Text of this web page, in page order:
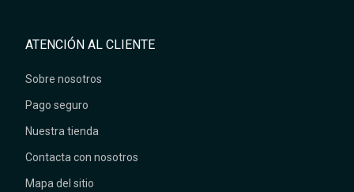
ATENCIÓN AL CLIENTE
Sobre nosotros
Pago seguro
Nuestra tienda
Contacta con nosotros
Mapa del sitio